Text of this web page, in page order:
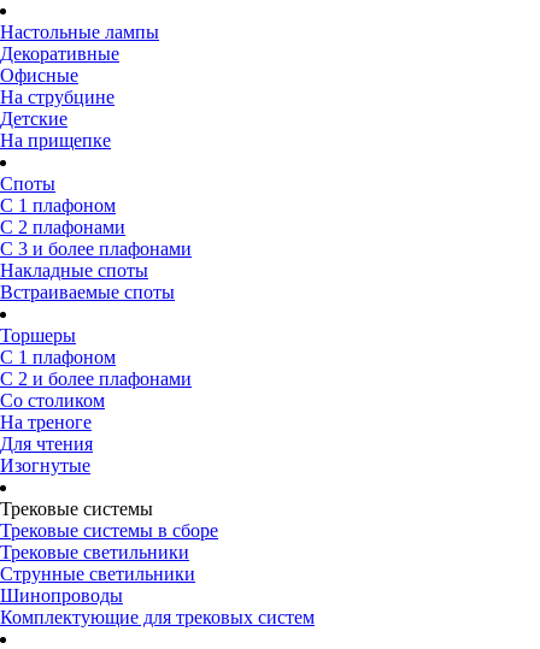
Настольные лампы
Декоративные
Офисные
На струбцине
Детские
На прищепке
Споты
С 1 плафоном
С 2 плафонами
С 3 и более плафонами
Накладные споты
Встраиваемые споты
Торшеры
С 1 плафоном
С 2 и более плафонами
Со столиком
На треноге
Для чтения
Изогнутые
Трековые системы
Трековые системы в сборе
Трековые светильники
Струнные светильники
Шинопроводы
Комплектующие для трековых систем